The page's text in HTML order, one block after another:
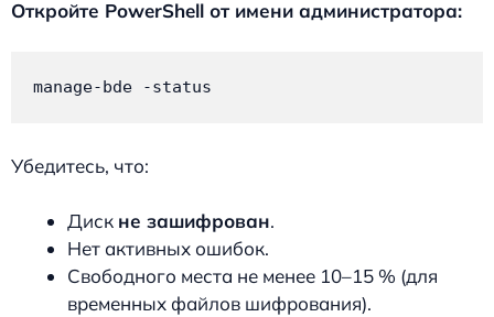
Откройте PowerShell от имени администратора:
manage-bde -status
Убедитесь, что:
Диск не зашифрован.
Нет активных ошибок.
Свободного места не менее 10–15 % (для
временных файлов шифрования).